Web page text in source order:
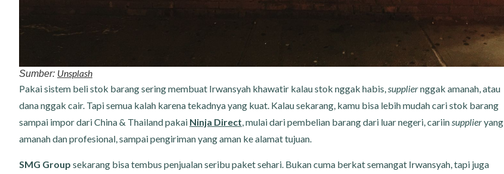
Sumber: Unsplash
Pakai sistem beli stok barang sering membuat Irwansyah khawatir kalau stok nggak habis,suppliernggak amanah, atau
dana nggak cair. Tapi semua kalah karena tekadnya yang kuat. Kalau sekarang, kamu bisa lebih mudah cari stok barang
sampai impor dari China & Thailand pakai Ninja Direct, mulai dari pembelian barang dari luar negeri, cariinsupplieryang
amanah dan profesional, sampai pengiriman yang aman ke alamat tujuan.
SMG Group sekarang bisa tembus penjualan seribu paket sehari. Bukan cuma berkat semangat Irwansyah, tapi juga